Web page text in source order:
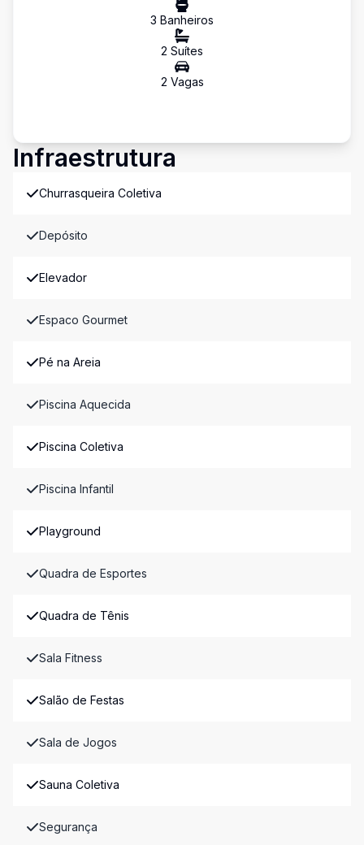
3 Banheiros
2 Suítes
2 Vagas
Infraestrutura
Churrasqueira Coletiva
Depósito
Elevador
Espaco Gourmet
Pé na Areia
Piscina Aquecida
Piscina Coletiva
Piscina Infantil
Playground
Quadra de Esportes
Quadra de Tênis
Sala Fitness
Salão de Festas
Sala de Jogos
Sauna Coletiva
Segurança